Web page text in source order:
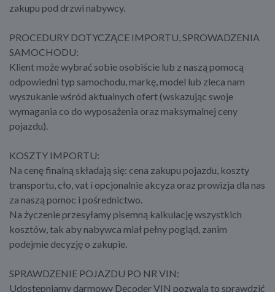
zakupu pod drzwi nabywcy.
PROCEDURY DOTYCZĄCE IMPORTU, SPROWADZENIA
SAMOCHODU:
Klient może wybrać sobie osobiście lub z naszą pomocą
odpowiedni typ samochodu, markę, model lub zleca nam
wyszukanie wśród aktualnych ofert (wskazując swoje
wymagania co do wyposażenia oraz maksymalnej ceny
pojazdu).
KOSZTY IMPORTU:
Na cenę finalną składają się: cena zakupu pojazdu, koszty
transportu, cło, vat i opcjonalnie akcyza oraz prowizja dla nas
za naszą pomoc i pośrednictwo.
Na życzenie przesyłamy pisemną kalkulację wszystkich
kosztów, tak aby nabywca miał pełny pogląd, zanim
podejmie decyzję o zakupie.
SPRAWDZENIE POJAZDU PO NR VIN:
Udostępniamy darmowy Decoder VIN pozwala to sprawdzić